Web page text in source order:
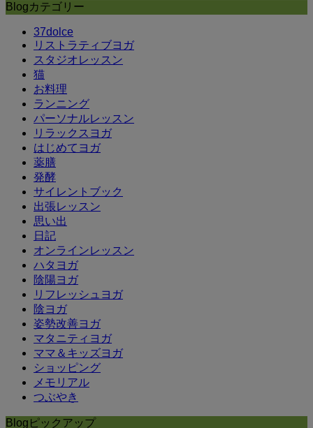
Blogカテゴリー
37dolce
リストラティブヨガ
スタジオレッスン
猫
お料理
ランニング
パーソナルレッスン
リラックスヨガ
はじめてヨガ
薬膳
発酵
サイレントブック
出張レッスン
思い出
日記
オンラインレッスン
ハタヨガ
陰陽ヨガ
リフレッシュヨガ
陰ヨガ
姿勢改善ヨガ
マタニティヨガ
ママ＆キッズヨガ
ショッピング
メモリアル
つぶやき
Blogピックアップ